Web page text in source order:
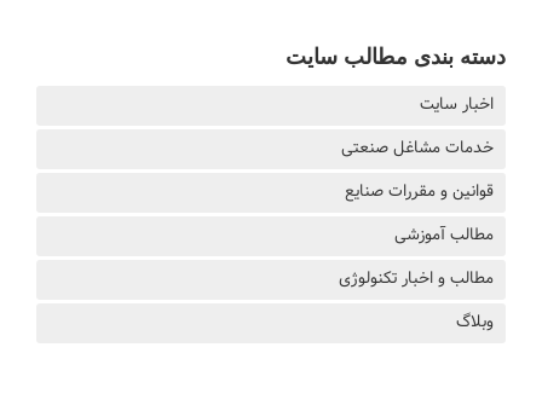
دسته بندی مطالب سایت
اخبار سایت
خدمات مشاغل صنعتی
قوانین و مقررات صنایع
مطالب آموزشی
مطالب و اخبار تکنولوژی
وبلاگ